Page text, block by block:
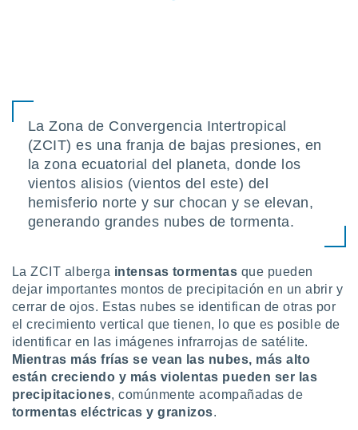
de que
ni para
o
aunque
no
Puedes
acceder a
web a
La Zona de Convergencia Intertropical
(ZCIT) es una franja de bajas presiones, en
la zona ecuatorial del planeta, donde los
vientos alisios (vientos del este) del
hemisferio norte y sur chocan y se elevan,
generando grandes nubes de tormenta.
La ZCIT alberga intensas tormentas que pueden
dejar importantes montos de precipitación en un abrir y
cerrar de ojos. Estas nubes se identifican de otras por
el crecimiento vertical que tienen, lo que es posible de
identificar en las imágenes infrarrojas de satélite.
Mientras más frías se vean las nubes, más alto
están creciendo y más violentas pueden ser las
precipitaciones, comúnmente acompañadas de
tormentas eléctricas y granizos.